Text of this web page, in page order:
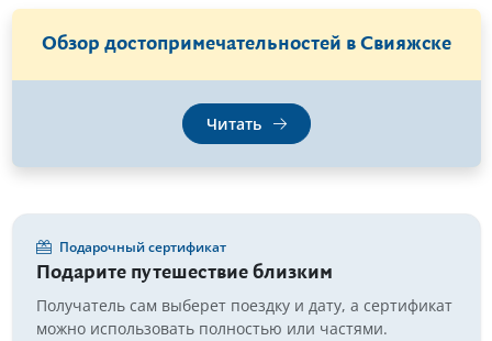
Обзор достопримечательностей в Свияжске
Читать
Подарочный сертификат
Подарите путешествие близким
Получатель сам выберет поездку и дату, а сертификат
можно использовать полностью или частями.